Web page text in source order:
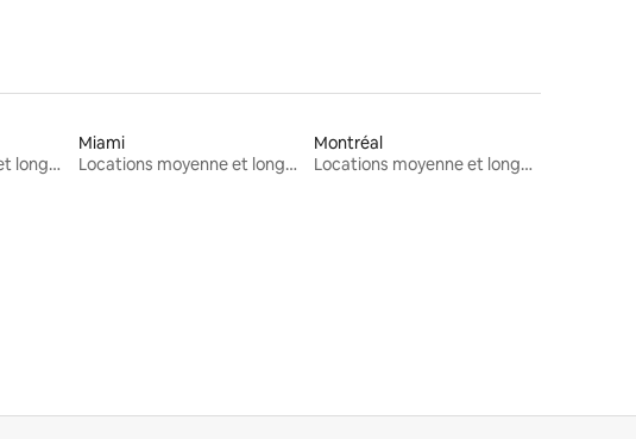
Locations moyenne et longue durée
Miami
Locations moyenne et longue durée
Montréal
Locations moyenne et longue durée